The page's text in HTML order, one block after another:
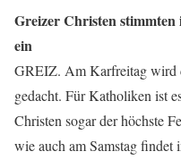
Greizer Christen stimmten
ein
GREIZ. Am Karfreitag wird
gedacht. Für Katholiken ist
Christen sogar der höchste
wie auch am Samstag